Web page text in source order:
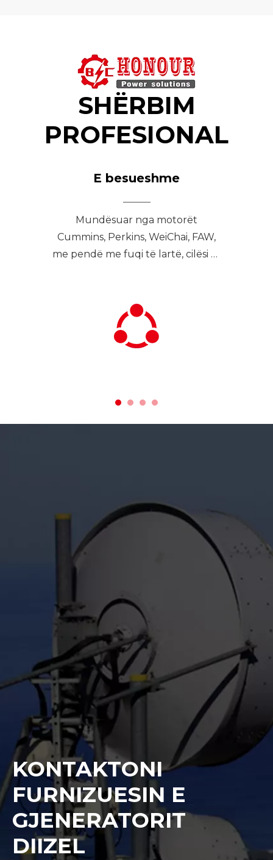
SHËRBIM
PROFESIONAL
E besueshme
Mundësuar nga motorët
Cummins, Perkins, WeiChai, FAW,
me pendë me fuqi të lartë, cilësi të
dorëzimit.
KONTAKTONI
FURNIZUESIN E
GJENERATORIT
DIIZEL